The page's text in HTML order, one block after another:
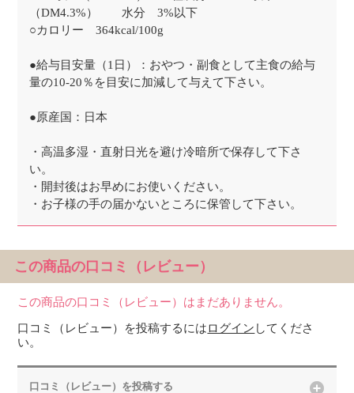
（DM4.3%） 水分 3%以下
○カロリー 364kcal/100g
●給与目安量（1日）：おやつ・副食として主食の給与
量の10-20％を目安に加減して与えて下さい。
●原産国：日本
・高温多湿・直射日光を避け冷暗所で保存して下さ
い。
・開封後はお早めにお使いください。
・お子様の手の届かないところに保管して下さい。
この商品の口コミ（レビュー）
この商品の口コミ（レビュー）はまだありません。
口コミ（レビュー）を投稿するにはログイン してくださ
い。
口コミ（レビュー）を投稿する